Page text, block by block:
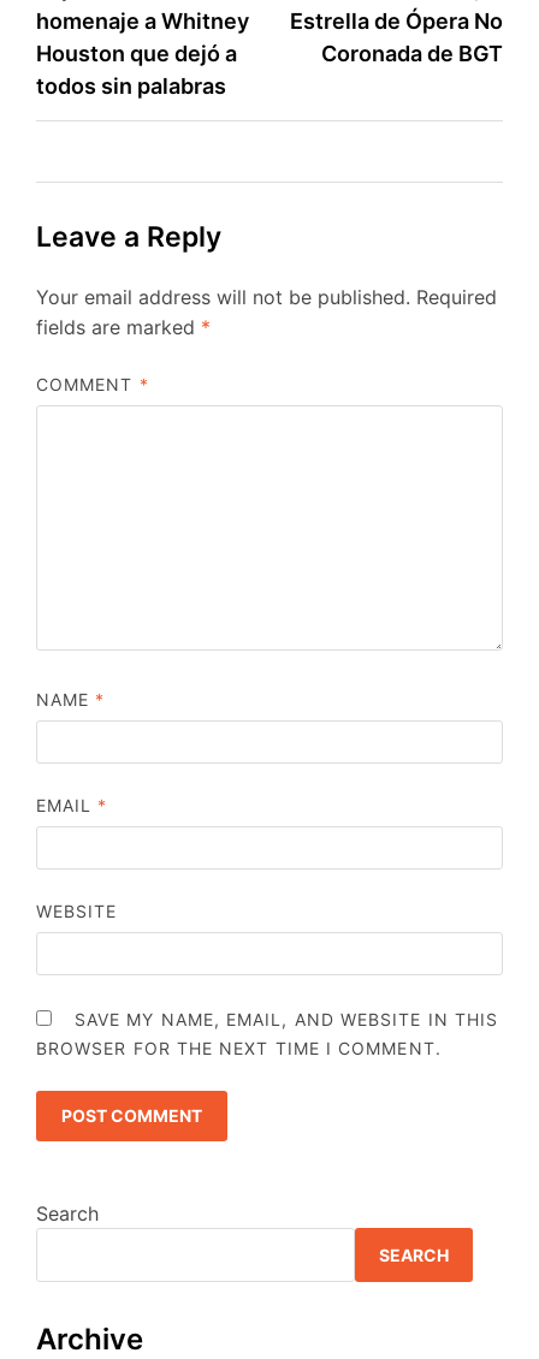
homenaje a Whitney
Houston que dejó a
todos sin palabras
Estrella de Ópera No
Coronada de BGT
Leave a Reply
Your email address will not be published. Required
fields are marked *
COMMENT *
NAME *
EMAIL *
WEBSITE
SAVE MY NAME, EMAIL, AND WEBSITE IN THIS
BROWSER FOR THE NEXT TIME I COMMENT.
Search
SEARCH
Archive